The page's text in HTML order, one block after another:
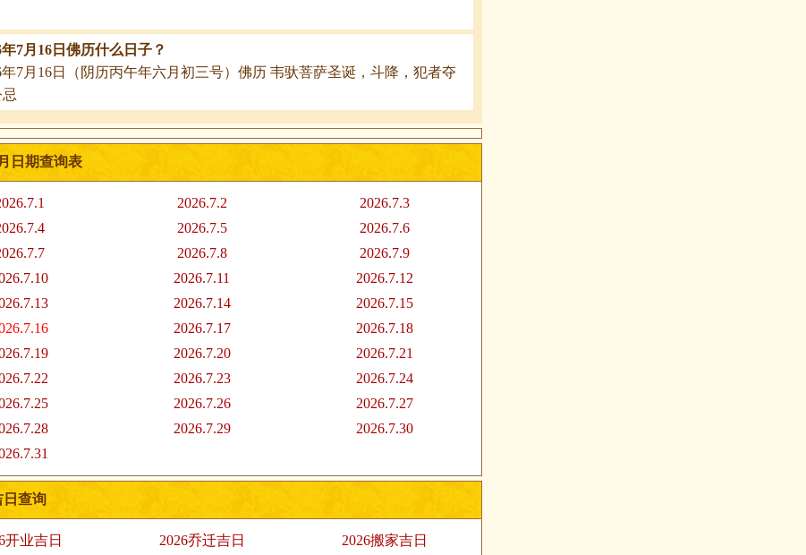
年7月16日佛历什么日子？
年7月16日（阴历丙午年六月初三号）佛历 韦驮菩萨圣诞，斗降，犯者夺
日期查询表
2026.7.2
2026.7.3
2026.7.5
2026.7.6
2026.7.8
2026.7.9
2026.7.11
2026.7.12
2026.7.14
2026.7.15
2026.7.17
2026.7.18
2026.7.20
2026.7.21
2026.7.23
2026.7.24
2026.7.26
2026.7.27
2026.7.29
2026.7.30
日查询
开业吉日 2026乔迁吉日
2026搬家吉日